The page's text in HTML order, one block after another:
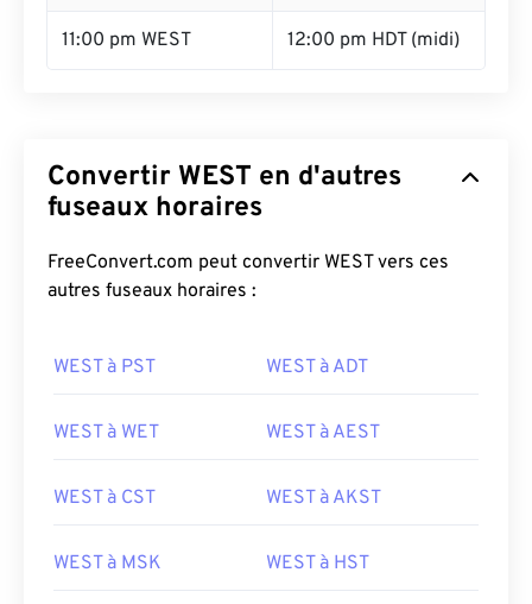
11:00 pm WEST 12:00 pm HDT (midi)
Convertir WEST en d'autres
fuseaux horaires
FreeConvert.com peut convertir WEST vers ces
autres fuseaux horaires :
WEST à PST WEST à ADT
WEST à WET WEST à AEST
WEST à CST WEST à AKST
WEST à MSK WEST à HST